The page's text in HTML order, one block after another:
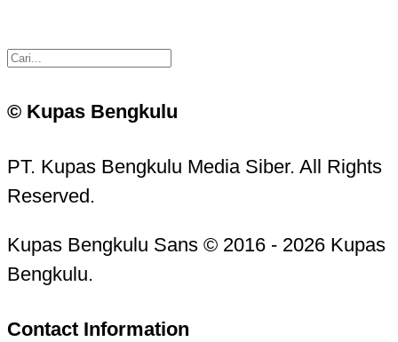
© Kupas Bengkulu
PT. Kupas Bengkulu Media Siber. All Rights
Reserved.
Kupas Bengkulu Sans © 2016 - 2026 Kupas
Bengkulu.
Contact Information